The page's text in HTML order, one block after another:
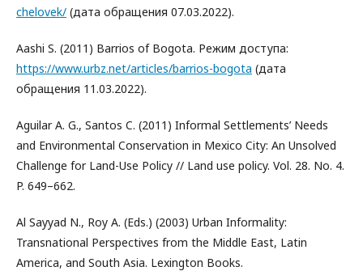
chelovek/ (дата обращения 07.03.2022).
Aashi S. (2011) Barrios of Bogota. Режим доступа:
https://www.urbz.net/articles/barrios-bogota (дата
обращения 11.03.2022).
Aguilar A. G., Santos C. (2011) Informal Settlements’ Needs
and Environmental Conservation in Mexico City: An Unsolved
Challenge for Land-Use Policy // Land use policy. Vol. 28. No. 4.
P. 649–662.
Al Sayyad N., Roy A. (Eds.) (2003) Urban Informality:
Transnational Perspectives from the Middle East, Latin
America, and South Asia. Lexington Books.